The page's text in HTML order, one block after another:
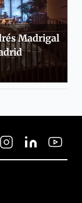
Madrigal